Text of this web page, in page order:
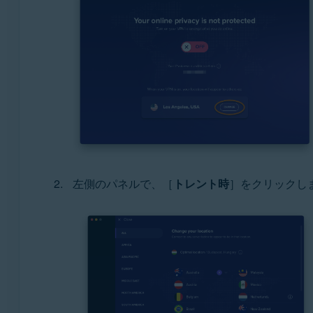
左側のパネルで、［ トレント時］をクリックし